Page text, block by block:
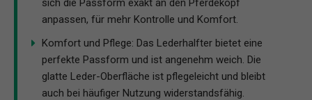
sich die Passform exakt an den Pferdekopf
anpassen, für mehr Kontrolle und Komfort.
Komfort und Pflege: Das Lederhalfter bietet eine
perfekte Passform und ist angenehm weich. Die
glatte Leder-Oberfläche ist pflegeleicht und bleibt
auch bei häufiger Nutzung widerstandsfähig.